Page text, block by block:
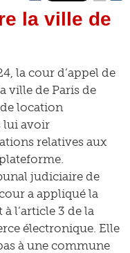
la ville de
la cour d’appel de
ville de Paris de
location
lui avoir
relatives aux
judiciaire de
a appliqué la
l’article 3 de la
électronique. Elle
à une commune